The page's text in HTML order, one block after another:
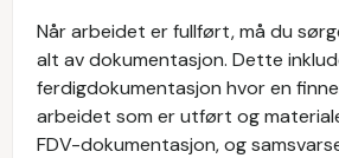
Når arbeidet er fullført, må du
alt av dokumentasjon. Dette
ferdigdokumentasjon hvor en
arbeidet som er utført og
FDV-dokumentasjon, og